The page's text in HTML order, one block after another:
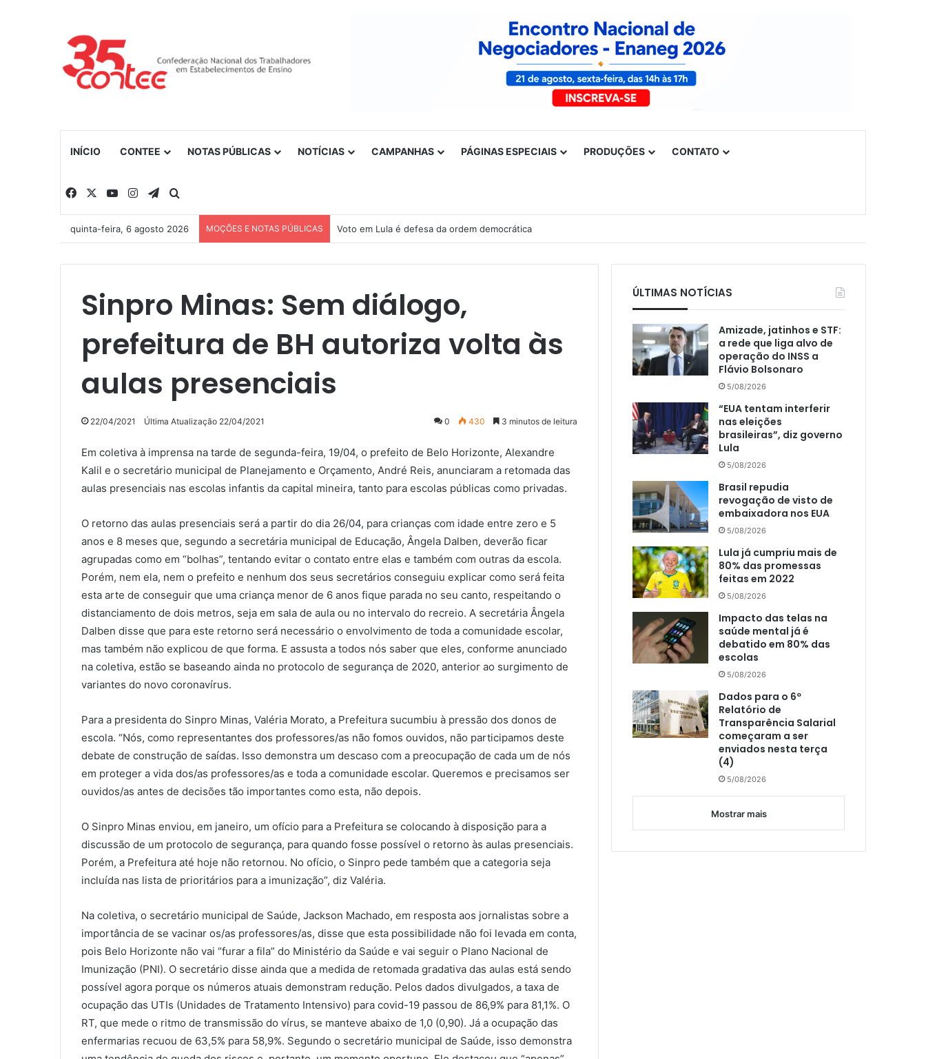
INÍCIO CONTEE NOTAS PÚBLICAS NOTÍCIAS CAMPANHAS PÁGINAS ESPECIAIS PRODUÇÕES CONTATO
Facebook YouTubeInstagramTelegram
quinta-feira, 6 agosto 2026 MOÇÕES E NOTAS PÚBLICAS Voto em Lula é defesa da ordem democrática
Sinpro Minas: Sem diálogo,
prefeitura de BH autoriza volta às
aulas presenciais
22/04/2021 Última Atualização 22/04/2021 0 430 3 minutos de leitura
Em coletiva à imprensa na tarde de segunda-feira, 19/04, o prefeito de Belo Horizonte, Alexandre
Kalil e o secretário municipal de Planejamento e Orçamento, André Reis, anunciaram a retomada das
aulas presenciais nas escolas infantis da capital mineira, tanto para escolas públicas como privadas.
O retorno das aulas presenciais será a partir do dia 26/04, para crianças com idade entre zero e 5
anos e 8 meses que, segundo a secretária municipal de Educação, Ângela Dalben, deverão ficar
agrupadas como em “bolhas”, tentando evitar o contato entre elas e também com outras da escola.
Porém, nem ela, nem o prefeito e nenhum dos seus secretários conseguiu explicar como será feita
esta arte de conseguir que uma criança menor de 6 anos fique parada no seu canto, respeitando o
distanciamento de dois metros, seja em sala de aula ou no intervalo do recreio. A secretária Ângela
Dalben disse que para este retorno será necessário o envolvimento de toda a comunidade escolar,
mas também não explicou de que forma. E assusta a todos nós saber que eles, conforme anunciado
na coletiva, estão se baseando ainda no protocolo de segurança de 2020, anterior ao surgimento de
variantes do novo coronavírus.
Para a presidenta do Sinpro Minas, Valéria Morato, a Prefeitura sucumbiu à pressão dos donos de
escola. “Nós, como representantes dos professores/as não fomos ouvidos, não participamos deste
debate de construção de saídas. Isso demonstra um descaso com a preocupação de cada um de nós
em proteger a vida dos/as professores/as e toda a comunidade escolar. Queremos e precisamos ser
ouvidos/as antes de decisões tão importantes como esta, não depois.
O Sinpro Minas enviou, em janeiro, um ofício para a Prefeitura se colocando à disposição para a
discussão de um protocolo de segurança, para quando fosse possível o retorno às aulas presenciais.
Porém, a Prefeitura até hoje não retornou. No ofício, o Sinpro pede também que a categoria seja
incluída nas lista de prioritários para a imunização”, diz Valéria.
Na coletiva, o secretário municipal de Saúde, Jackson Machado, em resposta aos jornalistas sobre a
importância de se vacinar os/as professores/as, disse que esta possibilidade não foi levada em conta,
pois Belo Horizonte não vai “furar a fila” do Ministério da Saúde e vai seguir o Plano Nacional de
Imunização (PNI). O secretário disse ainda que a medida de retomada gradativa das aulas está sendo
possível agora porque os números atuais demonstram redução. Pelos dados divulgados, a taxa de
ocupação das UTIs (Unidades de Tratamento Intensivo) para covid-19 passou de 86,9% para 81,1%. O
RT, que mede o ritmo de transmissão do vírus, se manteve abaixo de 1,0 (0,90). Já a ocupação das
enfermarias recuou de 63,5% para 58,9%. Segundo o secretário municipal de Saúde, isso demonstra
ÚLTIMAS NOTÍCIAS
Amizade, jatinhos e STF:
a rede que liga alvo de
operação do INSS a
Flávio Bolsonaro
5/08/2026
“EUA tentam interferir
nas eleições
brasileiras”, diz governo
Lula
5/08/2026
Brasil repudia
revogação de visto de
embaixadora nos EUA
5/08/2026
Lula já cumpriu mais de
80% das promessas
feitas em 2022
5/08/2026
Impacto das telas na
saúde mental já é
debatido em 80% das
escolas
5/08/2026
Dados para o 6º
Relatório de
Transparência Salarial
começaram a ser
enviados nesta terça
(4)
5/08/2026
Mostrar mais